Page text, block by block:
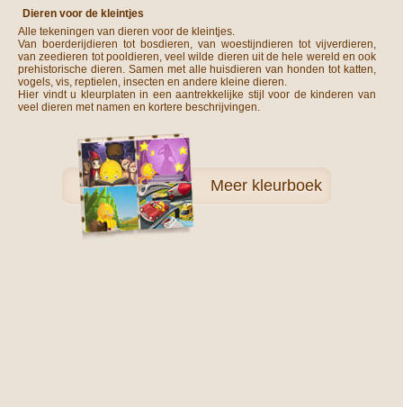
Dieren voor de kleintjes
Alle tekeningen van dieren voor de kleintjes.
Van boerderijdieren tot bosdieren, van woestijndieren tot vijverdieren,
van zeedieren tot pooldieren, veel wilde dieren uit de hele wereld en ook
prehistorische dieren. Samen met alle huisdieren van honden tot katten,
vogels, vis, reptielen, insecten en andere kleine dieren.
Hier vindt u kleurplaten in een aantrekkelijke stijl voor de kinderen van
veel dieren met namen en kortere beschrijvingen.
Meer kleurboek